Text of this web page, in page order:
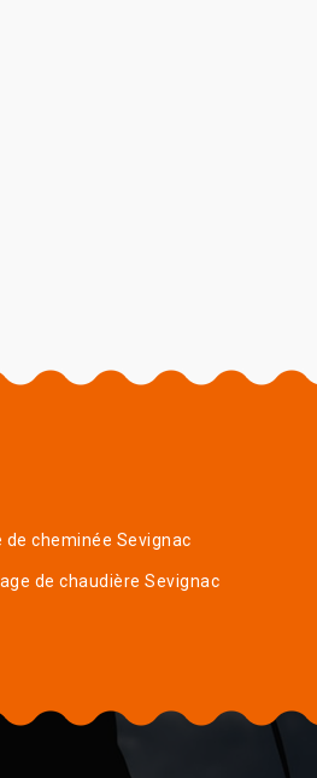
de cheminée Sevignac
de chaudière Sevignac